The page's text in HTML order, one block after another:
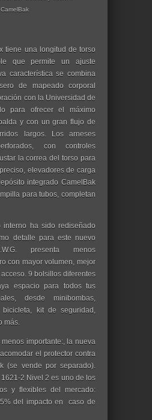
CamelBak
tiene una longitud de torso
que permite un ajuste
característica se combina
de mapeado corporal
con la Universidad de
para ofrecer el máximo
y con un gran flujo de
largos. Los arneses
con controles
la correa del torso para
elevadores de carga
integrado CamelBak
para tubos, completan
interno ha sido rediseñado
detalle para este nuevo
presenta menos
con mayor volumen, mejor
9 bolsillos diferentes
espacio para todos tus
desde minibombas,
bicicleta, kit de seguridad,
más.
importante:, la nueva
el protector contra
(se vende por separado).
2 Nivel 2 es uno de los
y flexibles del mercado:
del impacto en caso de